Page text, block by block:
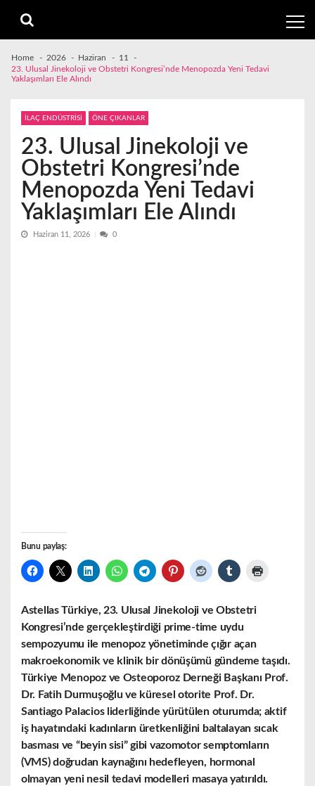
navigation
content
Home 2026 Haziran
11
23. Ulusal Jinekoloji ve Obstetri Kongresi’nde Menopozda Yeni Tedavi
Yaklaşımları Ele Alındı
İLAÇ ENDÜSTRİSİ ÖNE ÇIKANLAR
23. Ulusal Jinekoloji ve
Obstetri Kongresi’nde
Menopozda Yeni Tedavi
Yaklaşımları Ele Alındı
Haziran 11, 2026 0
Bunu paylaş:
Astellas Türkiye, 23. Ulusal Jinekoloji ve Obstetri
Kongresi’nde gerçekleştirdiği prime-time uydu
sempozyumu ile menopoz yönetiminde çığır açan
makroekonomik ve klinik bir dönüşümü gündeme taşıdı.
Türkiye Menopoz ve Osteoporoz Derneği Başkanı Prof.
Dr. Fatih Durmuşoğlu ve küresel otorite Prof. Dr.
Santiago Palacios liderliğinde yürütülen oturumda; aktif
iş hayatındaki kadınların üretkenliğini baltalayan sıcak
basması ve “beyin sisi” gibi vazomotor semptomların
(VMS) doğrudan kaynağını hedefleyen, hormonal
olmayan yeni nesil tedavi modelleri masaya yatırıldı.